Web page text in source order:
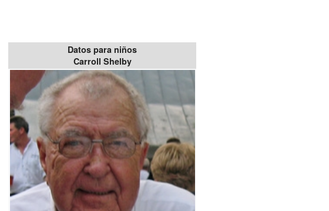
Datos para niños
Carroll Shelby